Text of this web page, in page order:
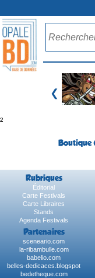
❮
²
Boutique
Rubriques
Éditorial
Carte Festivals
Carte Libraires
Stands
Agenda Festivals
Partenaires
sceneario.com
la-ribambulle.com
babelio.com
belles-dedicaces.blogspot
bedetheque.com